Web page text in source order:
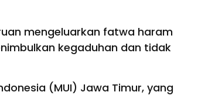
mengeluarkan fatwa haram
kegaduhan dan tidak
(MUI) Jawa Timur, yang